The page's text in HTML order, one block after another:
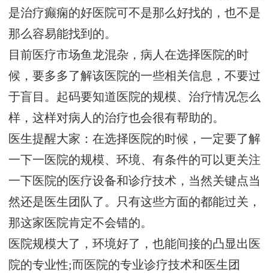
是治疗癫痫的好医院可不是那么好找的，也不是
那么容易能找到的。
目前医疗市场鱼龙混杂，病人在选择医院的时
候，要多多了解该医院的一些相关信息，不要过
于盲目。起码要知道医院的规模、治疗情况怎么
样，这样对病人的治疗也会很有帮助的。
医生提醒大家：在选择医院的时候，一定要了解
一下一医院的规模、环境、有条件的可以更关注
一下医院的医疗设备和诊疗技术，当然关键点当
然还是医生团队了。只有这些方面的都能过关，
那这家医院肯定不会错的。
医院规模大了，环境好了，也能间接的凸显出医
院的专业性;而医院的专业诊疗技术和医生团